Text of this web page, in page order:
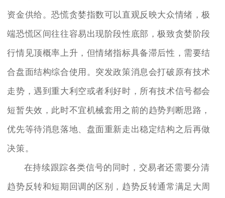
资金供给。恐慌贪婪指数可以直观反映大众情绪，极
端恐慌区间往往容易出现阶段性底部，极致贪婪阶段
行情见顶概率上升，但情绪指标具备滞后性，需要结
合盘面结构综合使用。突发政策消息会打破原有技术
走势，遇到重大利空或者利好时，所有技术信号都会
短暂失效，此时不宜机械套用之前的趋势判断思路，
优先等待消息落地、盘面重新走出稳定结构之后再做
决策。
在持续跟踪各类信号的同时，交易者还需要分清
趋势反转和短期回调的区别，趋势反转通常满足大周